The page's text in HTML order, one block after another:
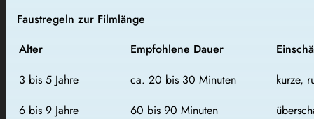
Faustregeln zur Filmlänge
Alter
Empfohlene Dauer
3 bis 5 Jahre
ca. 20 bis 30 Minuten
kurze,
6 bis 9 Jahre
60 bis 90 Minuten